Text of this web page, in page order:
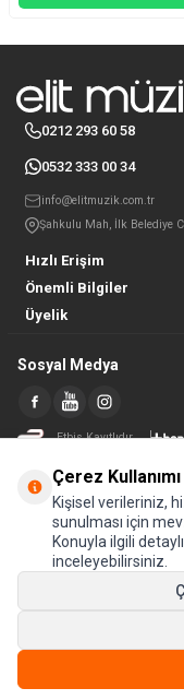
Hızlı Erişim
Önemli Bilgiler
Üyelik
0212 293 60 58
0532 333 00 34
info@elitmuzik.com.tr
Şahkulu Mah, İlk Belediye
Sosyal Medya
Etbis Kayıtlıdır
T-SoftE-
Çerez Kullanımı
Kişisel verileriniz,
sunulması için
Konuyla ilgili
inceleyebilirsiniz.